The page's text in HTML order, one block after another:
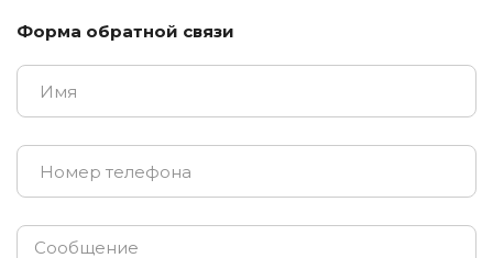
Форма обратной связи